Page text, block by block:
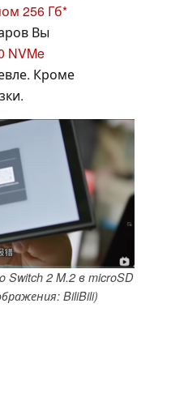
256 Гб
Вы
NVMe
Кроме
Switch 2 M.2 в microSD
BiliBili)